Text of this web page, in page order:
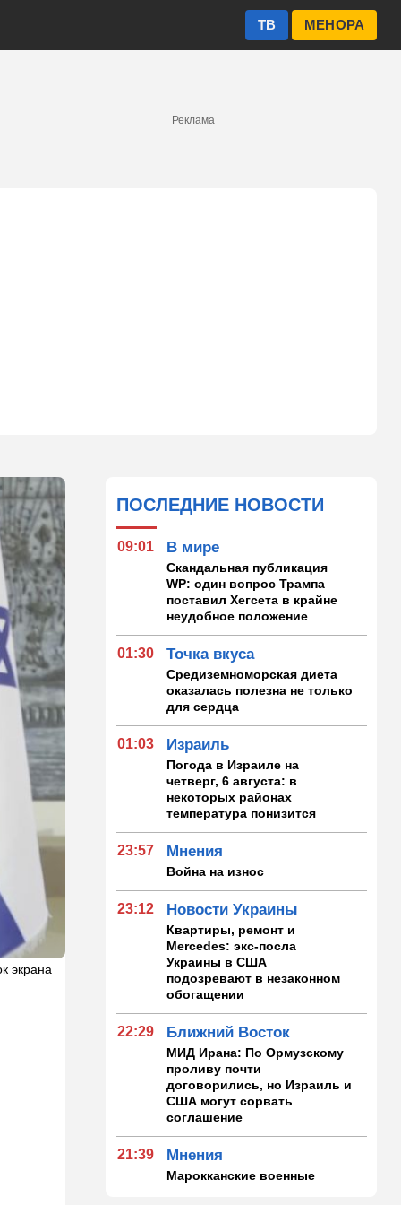
МЕНОРА
ТВ
Реклама
экрана
ПОСЛЕДНИЕ НОВОСТИ
09:01 В мире
Скандальная публикация
WP: один вопрос Трампа
поставил Хегсета в крайне
неудобное положение
01:30 Точка вкуса
Средиземноморская диета
оказалась полезна не только
для сердца
01:03 Израиль
Погода в Израиле на
четверг, 6 августа: в
некоторых районах
температура понизится
23:57 Мнения
Война на износ
23:12 Новости Украины
Квартиры, ремонт и
Mercedes: экс-посла
Украины в США
подозревают в незаконном
обогащении
22:29 Ближний Восток
МИД Ирана: По Ормузскому
проливу почти
договорились, но Израиль и
США могут сорвать
соглашение
21:39 Мнения
Марокканские военные